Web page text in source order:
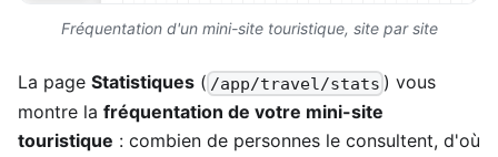
Fréquentation d'un mini-site touristique, site par site
La page Statistiques ( /app/travel/stats ) vous
montre la fréquentation de votre mini-site
touristique : combien de personnes le consultent, d'où